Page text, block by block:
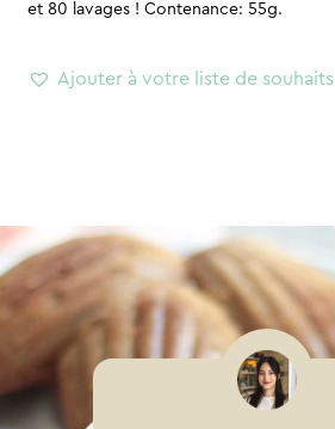
et 80 lavages ! Contenance: 55g.
Ajouter à votre liste de souhaits